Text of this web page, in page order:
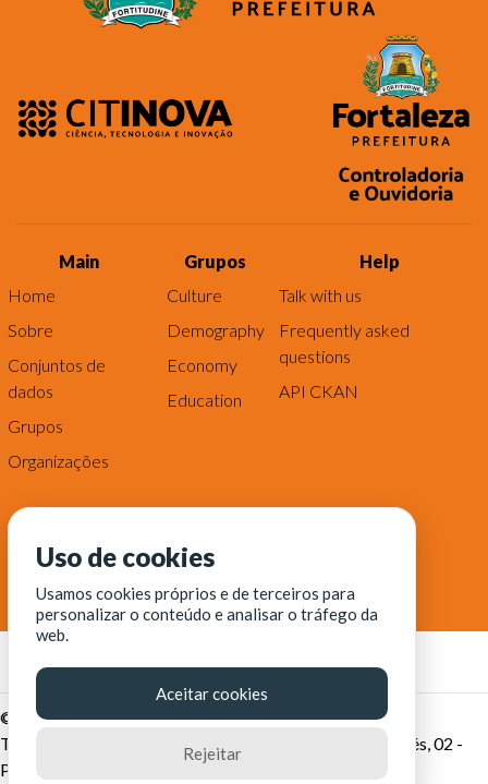
Main
Home
Sobre
Conjuntos de
dados
Grupos
Organizações
Grupos
Culture
Demography
Economy
Education
Help
Talk with us
Frequently asked
questions
API CKAN
© Fortaleza Digital || CITINOVA - Fundação de Ciência,
Tecnologia e Inovação de Fortaleza - Rua dos Tremembés, 02 -
Praia de Iracema - Fortaleza-CE
Uso de cookies
Usamos cookies próprios e de terceiros para
personalizar o conteúdo e analisar o tráfego da
web.
Aceitar cookies
Rejeitar